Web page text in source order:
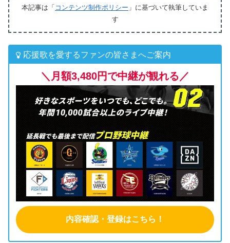
本記事は「 コンテンツ制作ポリシー 」に基づいて執筆していま
す
応援歌を愛するファンの皆さまへご案内
＼月額3,480円で中継が観れる／
内容確認・登録はこちら！